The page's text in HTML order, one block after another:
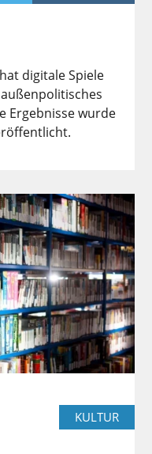
digitale Spiele
Ergebnisse wurde
KULTUR